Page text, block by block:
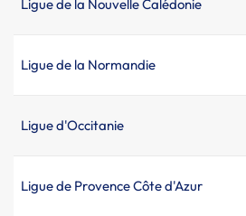
Ligue de la Nouvelle Calédonie
Ligue de la Normandie
Ligue d'Occitanie
Ligue de Provence Côte d'Azur